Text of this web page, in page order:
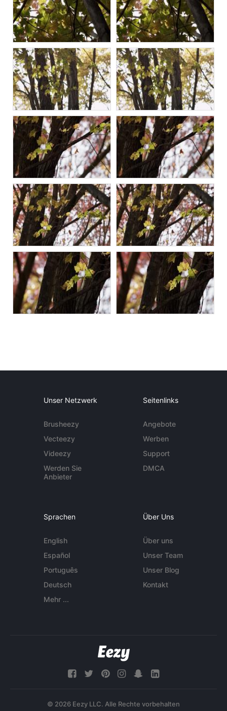
Unser Netzwerk
Brusheezy
Vecteezy
Videezy
Werden Sie
Anbieter
Seitenlinks
Angebote
Werben
Support
DMCA
Sprachen
English
Español
Português
Deutsch
Mehr ...
Über Uns
Über uns
Unser Team
Unser Blog
Kontakt
© 2026 Eezy LLC. Alle Rechte vorbehalten